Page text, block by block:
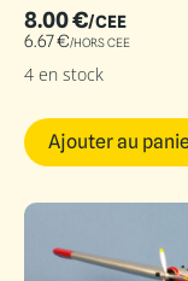
8.00€/CEE
6.67€/HORS CEE
4 en stock
Ajouter au